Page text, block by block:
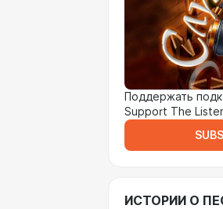
Поддержать
Support The
ИСТОРИИ О